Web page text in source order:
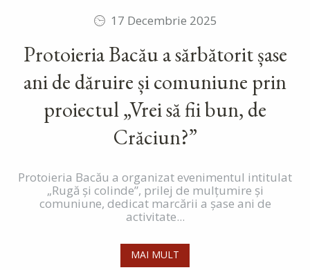
17 Decembrie 2025
Protoieria Bacău a sărbătorit șase
ani de dăruire și comuniune prin
proiectul „Vrei să fii bun, de
Crăciun?”
Protoieria Bacău a organizat evenimentul intitulat
„Rugă și colinde”, prilej de mulțumire și
comuniune, dedicat marcării a șase ani de
activitate...
MAI MULT